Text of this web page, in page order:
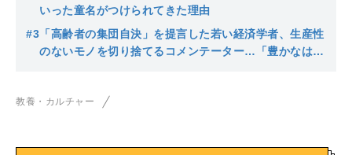
いった童名がつけられてきた理由
#3 「高齢者の集団自決」を提言した若い経済学者、生産性
のないモノを切り捨てるコメンテーター…「豊かなはず
教養・カルチャー